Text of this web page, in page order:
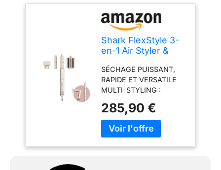
Shark FlexStyle 3-
en-1 Air Styler &
Boucleurs Auto-
Wrap, Brosse
Ovale,
Concentrateur,
sans Dommage
Thermique, Pour
cheveux lisses et
SÉCHAGE PUISSANT,
RAPIDE ET VERSATILE
MULTI-STYLING :
cheveux en styler à air.
Pour tous types de
cheveux. Pour tous les
285,90 €